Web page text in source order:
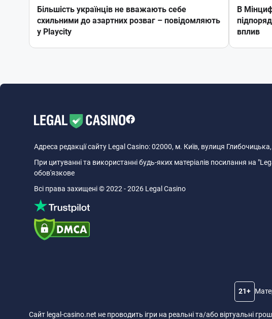
Більшість українців не вважають себе
схильними до азартних розваг – повідомляють
у Playcity
В
вплив
Адреса редакції сайту Legal Casino: 02000, м. Київ, вулиця
При цитуванні та використанні будь-яких матеріалів посилання на
обов'язкове
Всі права захищені © 2022 - 2026 Legal Casino
21+
Сайт legal-casino.net не проводить ігри на реальні та/або віртуальні